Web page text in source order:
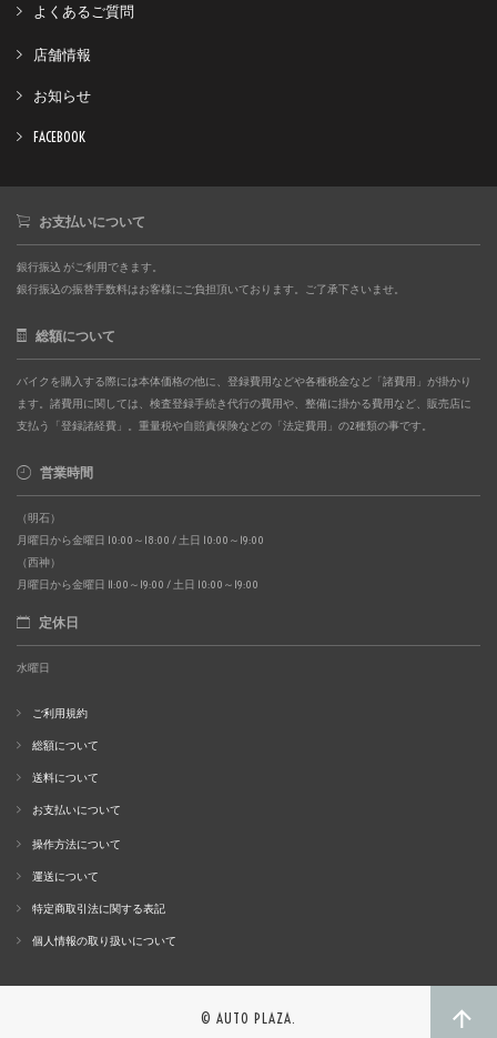
よくあるご質問
店舗情報
お知らせ
FACEBOOK
お支払いについて
銀行振込 がご利用できます。
銀行振込の振替手数料はお客様にご負担頂いております。ご了承下さいませ。
総額について
バイクを購入する際には本体価格の他に、登録費用などや各種税金など「諸費用」が掛かり
ます。諸費用に関しては、検査登録手続き代行の費用や、整備に掛かる費用など、販売店に
支払う「登録諸経費」。重量税や自賠責保険などの「法定費用」の2種類の事です。
営業時間
（明石）
月曜日から金曜日 10:00～18:00 / 土日 10:00～19:00
（西神）
月曜日から金曜日 11:00～19:00 / 土日 10:00～19:00
定休日
水曜日
ご利用規約
総額について
送料について
お支払いについて
操作方法について
運送について
特定商取引法に関する表記
個人情報の取り扱いについて
© AUTO PLAZA.